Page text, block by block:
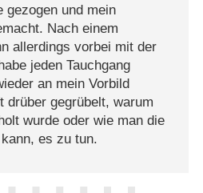
gezogen und mein
Nach einem
allerdings vorbei mit der
jeden Tauchgang
an mein Vorbild
drüber gegrübelt, warum
wurde oder wie man die
es zu tun.